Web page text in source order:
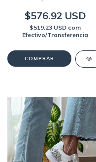
$576.92 USD
$519.23 USD com
Efectivo/Transferencia
COMPRAR